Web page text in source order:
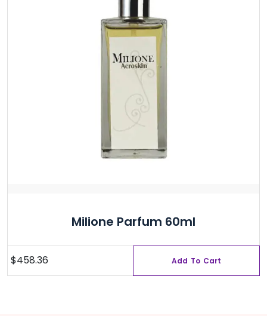
Milione Parfum 60ml
$458.36 Add To Cart